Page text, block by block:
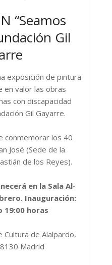
“Seamos
Gil
exposición de pintura
en valor las obras
con discapacidad
Gil Gayarre.
conmemorar los 40
José (Sede de la
de los Reyes).
en la Sala Al-
Inauguración:
19:00 horas
Cultura de Alalpardo,
Madrid